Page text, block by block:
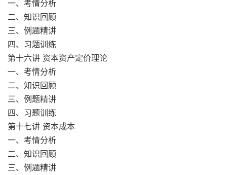
一、考情分析
二、知识回顾
三、例题精讲
四、习题训练
第十六讲 资本资产定价理论
一、考情分析
二、知识回顾
三、例题精讲
四、习题训练
第十七讲 资本成本
一、考情分析
二、知识回顾
三、例题精讲